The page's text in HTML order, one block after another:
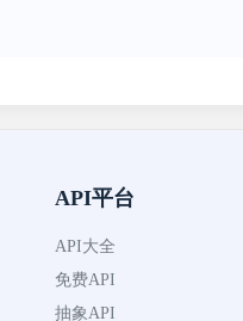
API平台
API大全
免费API
抽象API